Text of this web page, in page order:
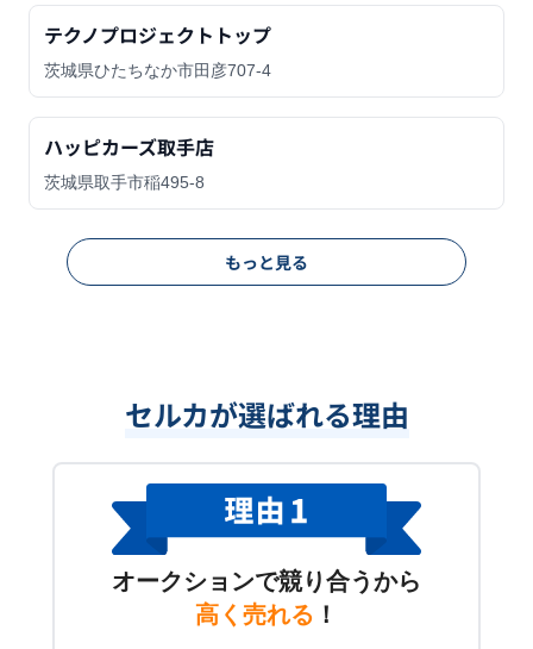
テクノプロジェクトトップ
茨城県ひたちなか市田彦707-4
ハッピカーズ取手店
茨城県取手市稲495-8
もっと見る
セルカが選ばれる理由
オークションで競り合うから
高く売れる ！